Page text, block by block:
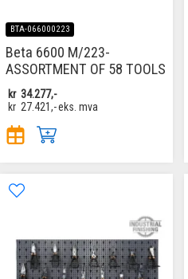
BTA-066000223
Beta 6600 M/223-
ASSORTMENT OF 58 TOOLS
kr 34.277,-
kr 27.421,-eks. mva